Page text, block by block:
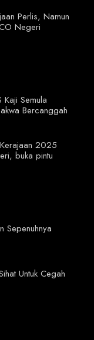
Perlis, Namun
Negeri
Semula
Bercanggah
2025
buka pintu
Sepenuhnya
Untuk Cegah